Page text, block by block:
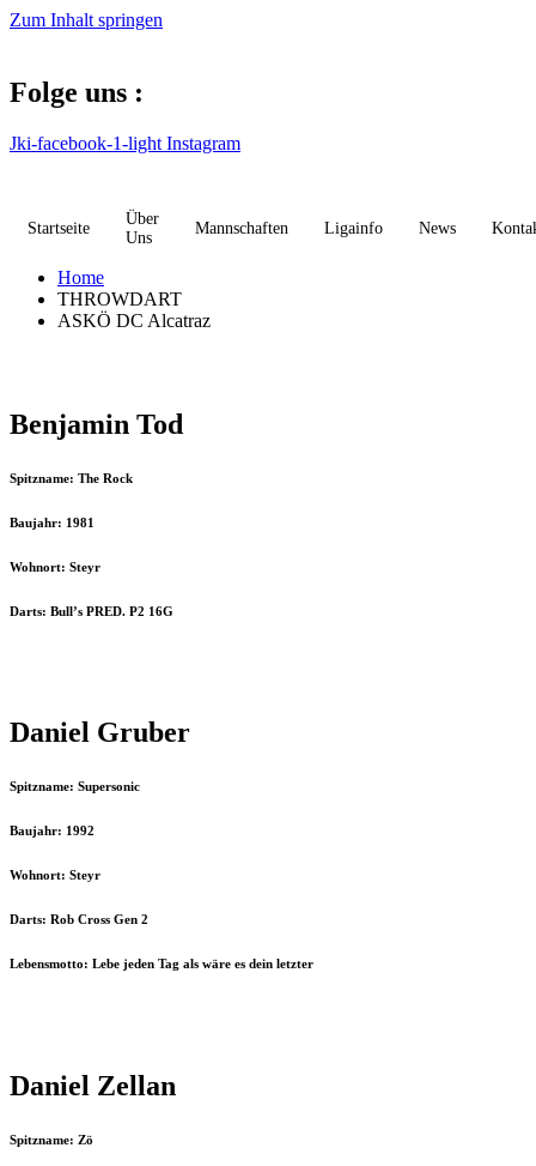
Zum Inhalt springen
Folge uns :
Jki-facebook-1-light Instagram
Startseite
Über
Uns
Mannschaften Ligainfo News
Home
THROWDART
ASKÖ DC Alcatraz
Benjamin Tod
Spitzname: The Rock
Baujahr: 1981
Wohnort: Steyr
Darts: Bull’s PRED. P2 16G
Daniel Gruber
Spitzname: Supersonic
Baujahr: 1992
Wohnort: Steyr
Darts: Rob Cross Gen 2
Lebensmotto: Lebe jeden Tag als wäre es dein letzter
Daniel Zellan
Spitzname: Zö